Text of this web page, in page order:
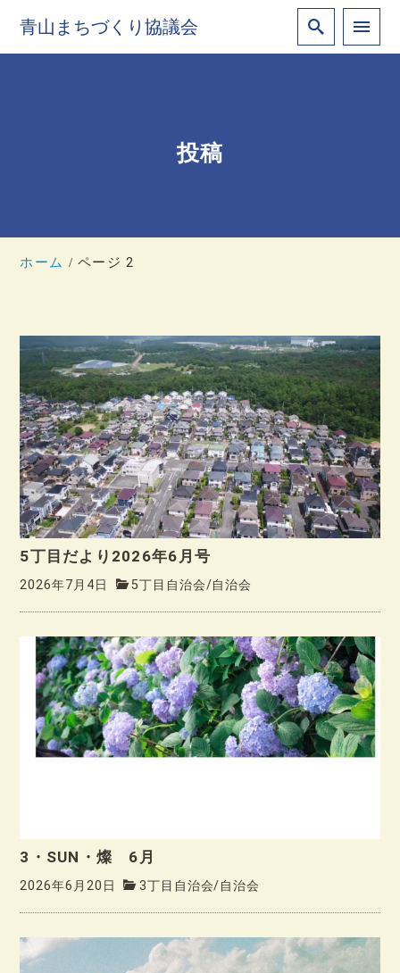
青山まちづくり協議会
投稿
ホーム ページ 2
5丁目だより2026年6月号
2026年7月4日 5丁目自治会/自治会
3・SUN・燦 6月
2026年6月20日 3丁目自治会/自治会